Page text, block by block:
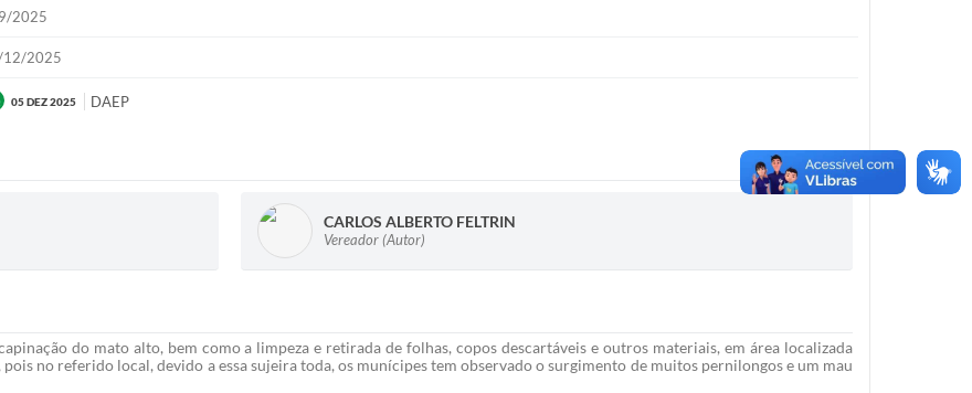
2025
2025
05 DEZ 2025 DAEP
CARLOS ALBERTO FELTRIN
Vereador (Autor)
do mato alto, bem como a limpeza e retirada de folhas, copos descartáveis e outros materiais, em área localizada
no referido local, devido a essa sujeira toda, os munícipes tem observado o surgimento de muitos pernilongos e um mau